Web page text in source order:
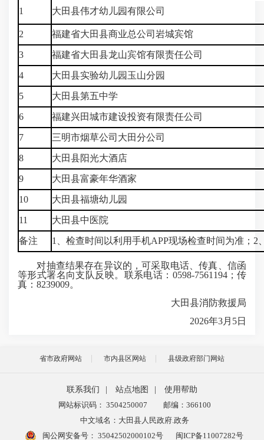
1 大田县伟才幼儿园有限公司
2 福建省大田县商业总公司岩城宾馆
3 福建省大田县龙山宾馆有限责任公司
4 大田县实验幼儿园玉山分园
5 大田县第五中学
6 福建兴田城市建设投资有限责任公司
7 三明市烟草公司大田分公司
8 大田县阳光大酒店
9 大田县富豪年华酒家
10 大田县福塘幼儿园
11 大田县中医院
备注 1、检查时间以利用手机APP现场检查时间为准；
对抽查结果存在异议的，可采取电话、传真、信函
等形式署名向支队反映。联系电话：0598-7561194；传
真：8239009。
大田县消防救援局
2026年3月5日
省市政府网站 市内县区网站 县级政府部门网站
联系我们 站点地图
使用帮助
网站标识码： 3504250007
邮编：366100
中文域名：大田县人民政府.政务
闽公网安备号： 35042502000102号 闽ICP备11007282号